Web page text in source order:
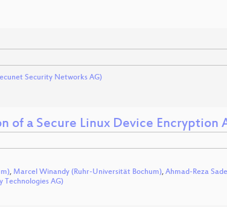
Security Networks AG)
of a Secure Linux Device Encryption
, Marcel Winandy (Ruhr-Universität Bochum), Ahmad-Reza
Technologies AG)